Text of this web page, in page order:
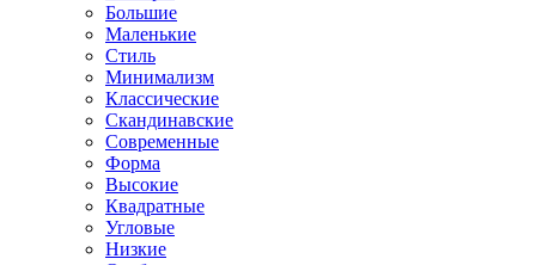
Большие
Маленькие
Стиль
Минимализм
Классические
Скандинавские
Современные
Форма
Высокие
Квадратные
Угловые
Низкие